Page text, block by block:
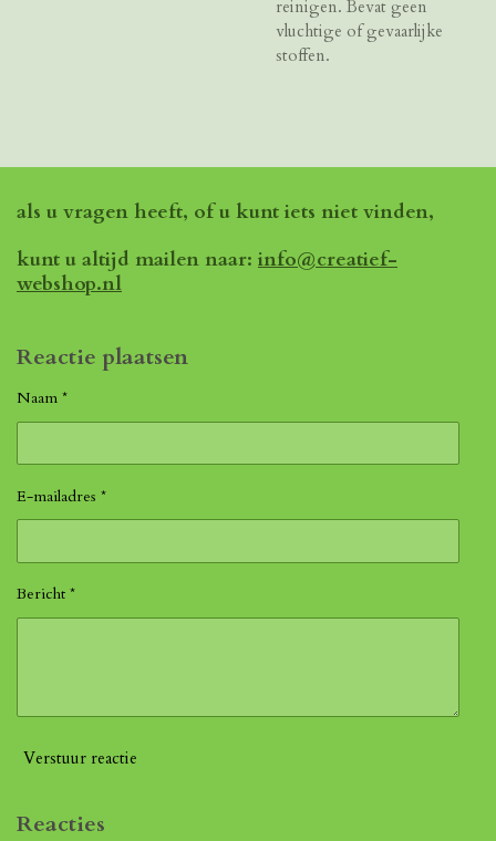
reinigen. Bevat geen
vluchtige of gevaarlijke
stoffen.
als u vragen heeft, of u kunt iets niet vinden,
kunt u altijd mailen naar: info@creatief-
webshop.nl
Reactie plaatsen
Naam *
E-mailadres *
Bericht *
Verstuur reactie
Reacties